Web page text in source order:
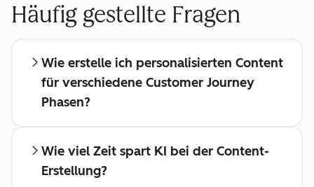
Häufig gestellte Fragen
Wie erstelle ich personalisierten Content
für verschiedene Customer Journey
Phasen?
Wie viel Zeit spart KI bei der Content-
Erstellung?